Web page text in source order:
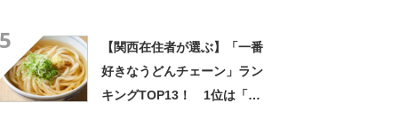
5
【関西在住者が選ぶ】「一番
好きなうどんチェーン」ラン
キングTOP13！ 1位は「丸